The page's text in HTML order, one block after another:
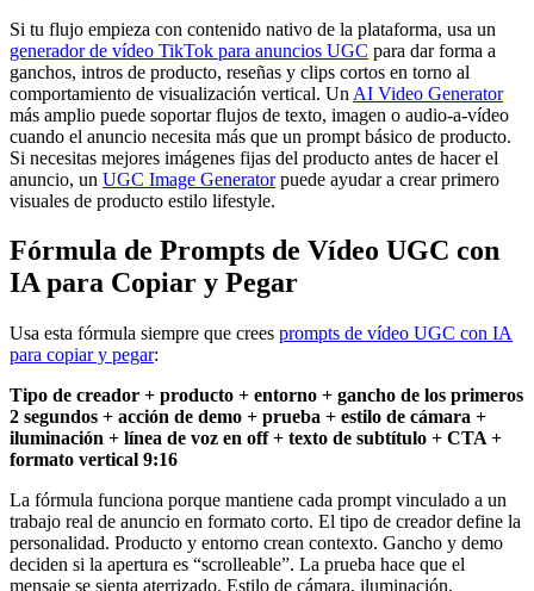
Si tu flujo empieza con contenido nativo de la plataforma, usa un
generador de vídeo TikTok para anuncios UGC para dar forma a
ganchos, intros de producto, reseñas y clips cortos en torno al
comportamiento de visualización vertical. Un AI Video Generator
más amplio puede soportar flujos de texto, imagen o audio-a-vídeo
cuando el anuncio necesita más que un prompt básico de producto.
Si necesitas mejores imágenes fijas del producto antes de hacer el
anuncio, un UGC Image Generatorpuede ayudar a crear primero
visuales de producto estilo lifestyle.
Fórmula de Prompts de Vídeo UGC con
IA para Copiar y Pegar
Usa esta fórmula siempre que crees prompts de vídeo UGC con IA
para copiar y pegar:
Tipo de creador + producto + entorno + gancho de los primeros
2 segundos + acción de demo + prueba + estilo de cámara +
iluminación + línea de voz en off + texto de subtítulo + CTA +
formato vertical 9:16
La fórmula funciona porque mantiene cada prompt vinculado a un
trabajo real de anuncio en formato corto. El tipo de creador define la
personalidad. Producto y entorno crean contexto. Gancho y demo
deciden si la apertura es “scrolleable”. La prueba hace que el
mensaje se sienta aterrizado. Estilo de cámara, iluminación,